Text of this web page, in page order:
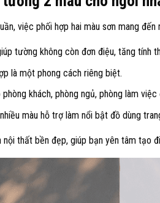
việc phối hợp hai màu sơn mang đến
tường không còn đơn điệu, tăng tính
là một phong cách riêng biệt.
khách, phòng ngủ, phòng làm việc
màu hỗ trợ làm nổi bật đồ dùng
thất bền đẹp, giúp bạn yên tâm tạo